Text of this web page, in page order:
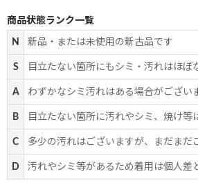
商品状態ランク一覧
N 新品・または未使用の新古品です
S 目立たない箇所にもシミ・汚れはほ
A わずかなシミ汚れはある場合がござ
B 目立たない箇所に汚れやシミ、焼け
C 多少の汚れはございますが、まだまだ
D 汚れやシミ等があるため着用は個人差